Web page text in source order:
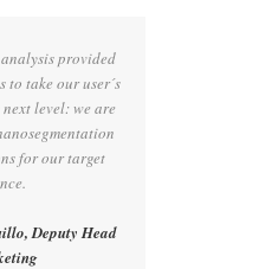
provided
to take our user´s
level: we are
for our target
Deputy Head